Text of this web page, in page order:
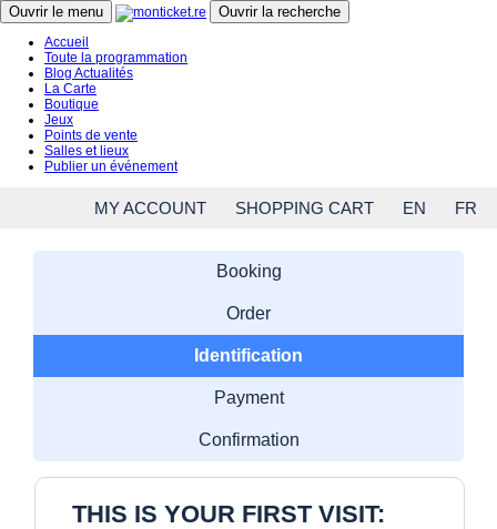
Ouvrir le menu Ouvrir la recherche
Close menu
Accueil
Toute la programmation
Blog Actualités
La Carte
Boutique
Jeux
Points de vente
Salles et lieux
Publier un événement
FR
EN
SHOPPING CART
MY ACCOUNT
Booking
Order
Identification
Payment
Confirmation
THIS IS YOUR FIRST VISIT: